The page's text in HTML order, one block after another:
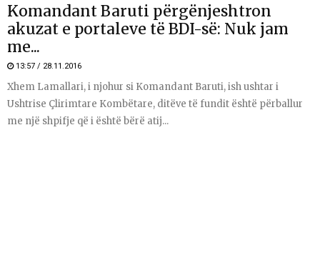
Komandant Baruti përgënjeshtron
akuzat e portaleve të BDI-së: Nuk jam
me...
13:57 / 28.11.2016
Xhem Lamallari, i njohur si Komandant Baruti, ish ushtar i
Ushtrise Çlirimtare Kombëtare, ditëve të fundit është përballur
me një shpifje që i është bërë atij...